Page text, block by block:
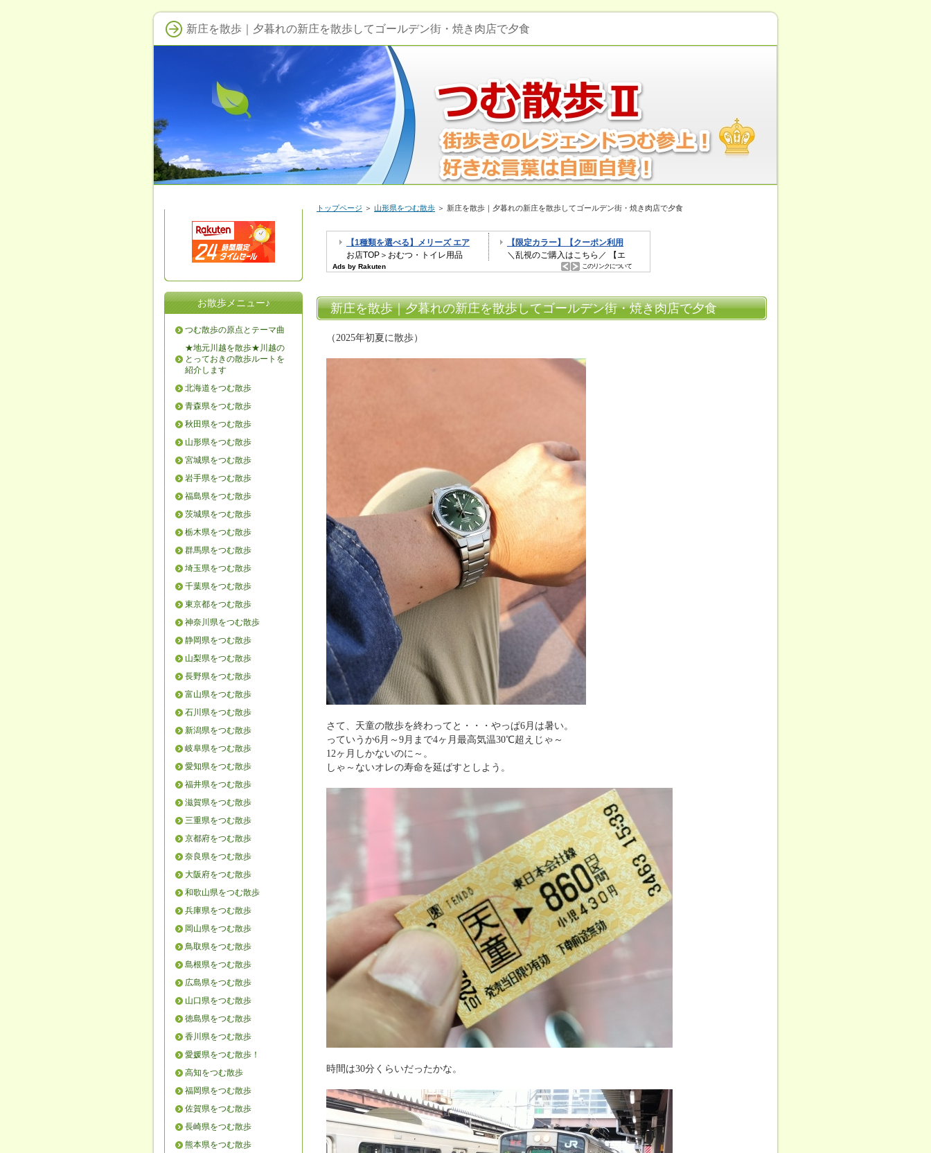
新庄を散歩｜夕暮れの新庄を散歩してゴールデン街・焼き肉店で夕食
トップページ ＞ 山形県をつむ散歩 ＞ 新庄を散歩｜夕暮れの新庄を散歩してゴールデン街・焼き肉店で夕食
新庄を散歩｜夕暮れの新庄を散歩してゴールデン街・焼き肉店で夕食
（2025年初夏に散歩）
さて、天童の散歩を終わってと・・・やっぱ6月は暑い。
っていうか6月～9月まで4ヶ月最高気温30℃超えじゃ～
12ヶ月しかないのに～。
しゃ～ないオレの寿命を延ばすとしよう。
時間は30分くらいだったかな。
お散歩メニュー♪
つむ散歩の原点とテーマ曲
★地元川越を散歩★川越の
とっておきの散歩ルートを
紹介します
北海道をつむ散歩
青森県をつむ散歩
秋田県をつむ散歩
山形県をつむ散歩
宮城県をつむ散歩
岩手県をつむ散歩
福島県をつむ散歩
茨城県をつむ散歩
栃木県をつむ散歩
群馬県をつむ散歩
埼玉県をつむ散歩
千葉県をつむ散歩
東京都をつむ散歩
神奈川県をつむ散歩
静岡県をつむ散歩
山梨県をつむ散歩
長野県をつむ散歩
富山県をつむ散歩
石川県をつむ散歩
新潟県をつむ散歩
岐阜県をつむ散歩
愛知県をつむ散歩
福井県をつむ散歩
滋賀県をつむ散歩
三重県をつむ散歩
京都府をつむ散歩
奈良県をつむ散歩
大阪府をつむ散歩
和歌山県をつむ散歩
兵庫県をつむ散歩
岡山県をつむ散歩
鳥取県をつむ散歩
島根県をつむ散歩
広島県をつむ散歩
山口県をつむ散歩
徳島県をつむ散歩
香川県をつむ散歩
愛媛県をつむ散歩！
高知をつむ散歩
福岡県をつむ散歩
佐賀県をつむ散歩
長崎県をつむ散歩
熊本県をつむ散歩